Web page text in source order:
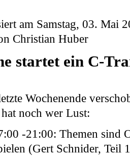
am Samstag, 03. Mai
Christian Huber
startet ein C-
Wochenende
noch wer Lust:
-21:00: Themen sind
(Gert Schnider, Teil